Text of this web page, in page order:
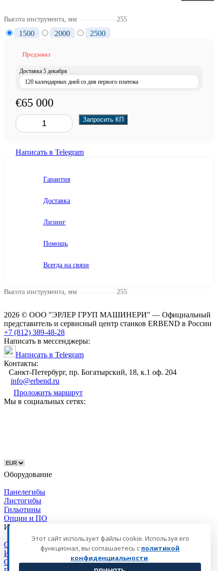
Высота инструмента, мм 255
1500 2000 2500
Предзаказ
Доставка 5 декабря
120 календарных дней со дня первого платежа
€65 000
Запросить КП
Написать в Telegram
Гарантия
Доставка
Лизинг
Помощь
Всегда на связи
Высота инструмента, мм 255
2026 © ООО "ЭРЛЕР ГРУП МАШИНЕРИ" — Официальный
представитель и сервисный центр станков ERBEND в России
+7 (812) 389-48-28
Написать в мессенджеры:
Написать в Telegram
Контакты:
Cанкт-Петербург, пр. Богатырский, 18, к.1 оф. 204
info@erbend.ru
Проложить маршрут
Мы в социальных сетях:
Оборудование
Панелегибы
Листогибы
Гильотины
Опции и ПО
Инфо
Сервис и поддержка
Информация для покупателей
О компании Erbend
Этот сайт использует файлы cookie. Используя его
функционал, вы соглашаетесь с политикой
конфиденциальности.